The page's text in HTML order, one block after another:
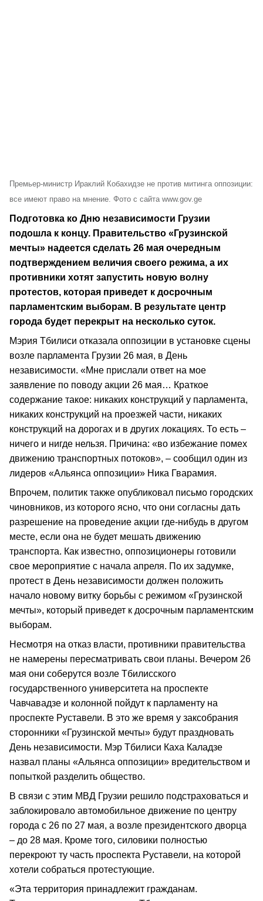
Премьер-министр Ираклий Кобахидзе не против митинга оппозиции:
все имеют право на мнение. Фото с сайта www.gov.ge
Подготовка ко Дню независимости Грузии
подошла к концу. Правительство «Грузинской
мечты» надеется сделать 26 мая очередным
подтверждением величия своего режима, а их
противники хотят запустить новую волну
протестов, которая приведет к досрочным
парламентским выборам. В результате центр
города будет перекрыт на несколько суток.
Мэрия Тбилиси отказала оппозиции в установке сцены
возле парламента Грузии 26 мая, в День
независимости. «Мне прислали ответ на мое
заявление по поводу акции 26 мая… Краткое
содержание такое: никаких конструкций у парламента,
никаких конструкций на проезжей части, никаких
конструкций на дорогах и в других локациях. То есть –
ничего и нигде нельзя. Причина: «во избежание помех
движению транспортных потоков», – сообщил один из
лидеров «Альянса оппозиции» Ника Гварамия.
Впрочем, политик также опубликовал письмо городских
чиновников, из которого ясно, что они согласны дать
разрешение на проведение акции где-нибудь в другом
месте, если она не будет мешать движению
транспорта. Как известно, оппозиционеры готовили
свое мероприятие с начала апреля. По их задумке,
протест в День независимости должен положить
начало новому витку борьбы с режимом «Грузинской
мечты», который приведет к досрочным парламентским
выборам.
Несмотря на отказ власти, противники правительства
не намерены пересматривать свои планы. Вечером 26
мая они соберутся возле Тбилисского
государственного университета на проспекте
Чавчавадзе и колонной пойдут к парламенту на
проспекте Руставели. В это же время у заксобрания
сторонники «Грузинской мечты» будут праздновать
День независимости. Мэр Тбилиси Каха Каладзе
назвал планы «Альянса оппозиции» вредительством и
попыткой разделить общество.
В связи с этим МВД Грузии решило подстраховаться и
заблокировало автомобильное движение по центру
города с 26 по 27 мая, а возле президентского дворца
– до 28 мая. Кроме того, силовики полностью
перекроют ту часть проспекта Руставели, на которой
хотели собраться протестующие.
«Эта территория принадлежит гражданам.